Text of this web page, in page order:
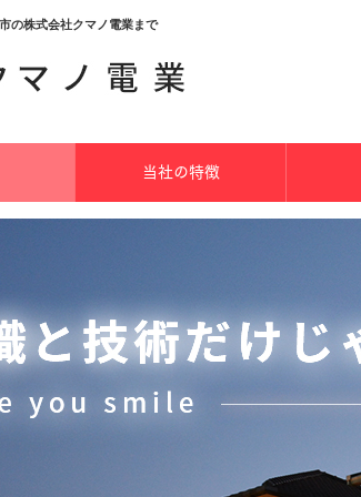
の株式会社クマノ電業まで
当社の特徴